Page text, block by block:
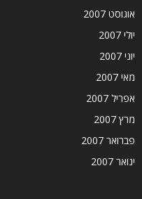
אוגוסט 2007
יולי 2007
יוני 2007
מאי 2007
אפריל 2007
מרץ 2007
פברואר 2007
ינואר 2007